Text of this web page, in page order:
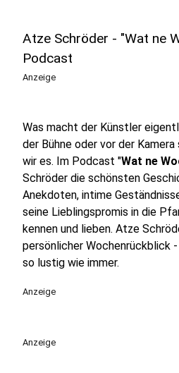
Atze Schröder - "Wat ne
Podcast
Anzeige
Was macht der Künstler
der Bühne oder vor der
wir es. Im Podcast "Wat ne
Schröder die schönsten
Anekdoten, intime
seine Lieblingspromis in die
kennen und lieben. Atze
persönlicher Wochenrückblick
so lustig wie immer.
Anzeige
Anzeige